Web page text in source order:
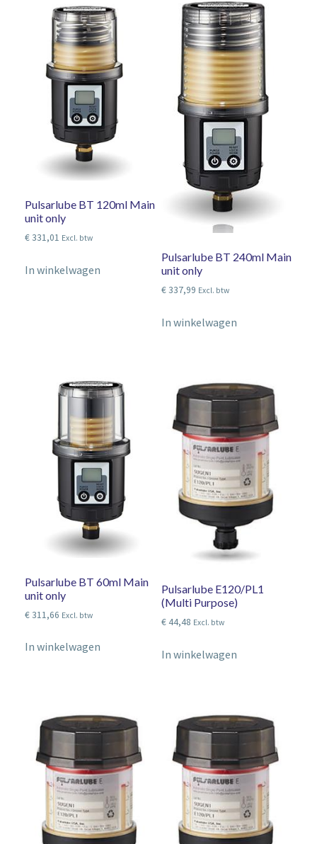
Pulsarlube BT 120ml Main
unit only
€331,01 Excl. btw
In winkelwagen
Pulsarlube BT 240ml Main
unit only
€337,99 Excl. btw
In winkelwagen
Pulsarlube BT 60ml Main
unit only
€311,66 Excl. btw
In winkelwagen
Pulsarlube E120/PL1
(Multi Purpose)
€44,48 Excl. btw
In winkelwagen